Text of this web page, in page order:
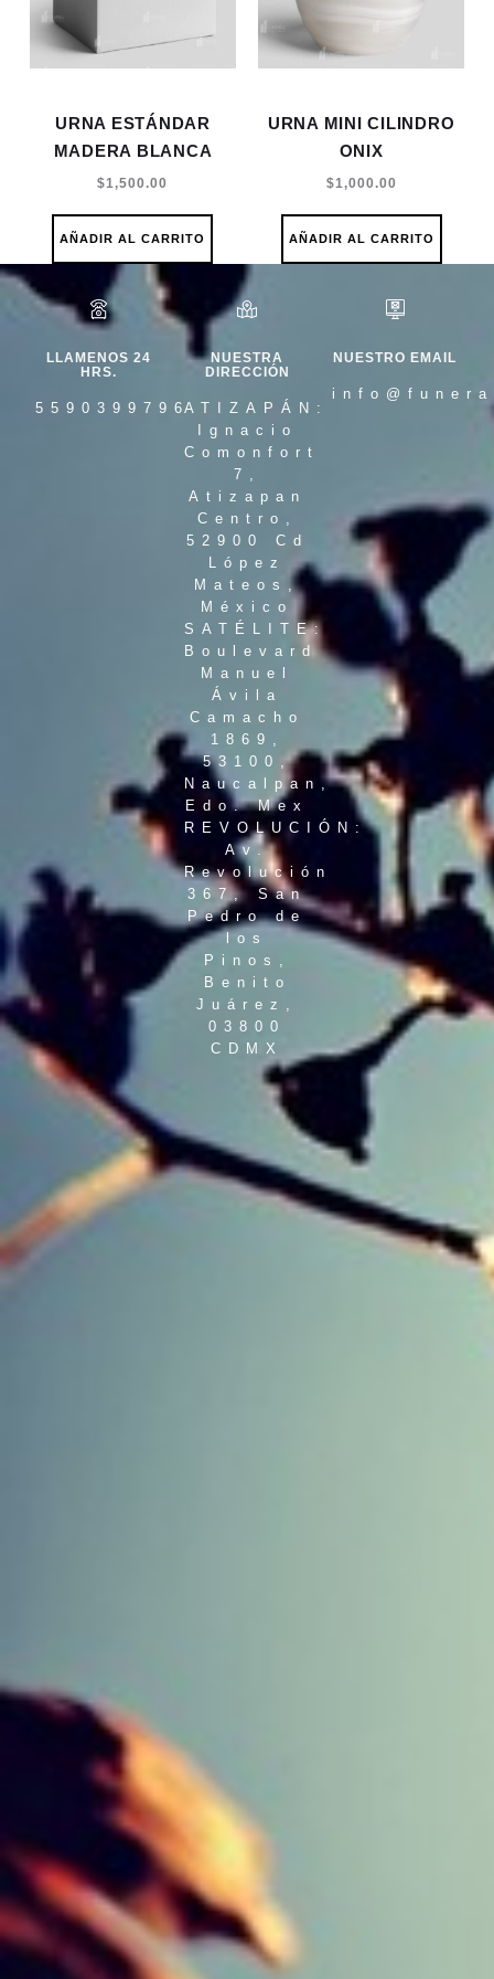
URNA ESTÁNDAR
MADERA BLANCA
$1,500.00
AÑADIR AL CARRITO
URNA MINI CILINDRO
ONIX
$1,000.00
AÑADIR AL CARRITO
LLAMENOS 24
HRS.
5590399796
NUESTRA
DIRECCIÓN
ATIZAPÁN:
Ignacio
Comonfort
7,
Atizapan
Centro,
52900 Cd
López
Mateos,
México
SATÉLITE:
Boulevard
Manuel
Ávila
Camacho
1869,
53100,
Naucalpan,
Edo. Mex
REVOLUCIÓN:
Av.
Revolución
367, San
Pedro de
los
Pinos,
Benito
Juárez,
03800
CDMX
NUESTRO EMAIL